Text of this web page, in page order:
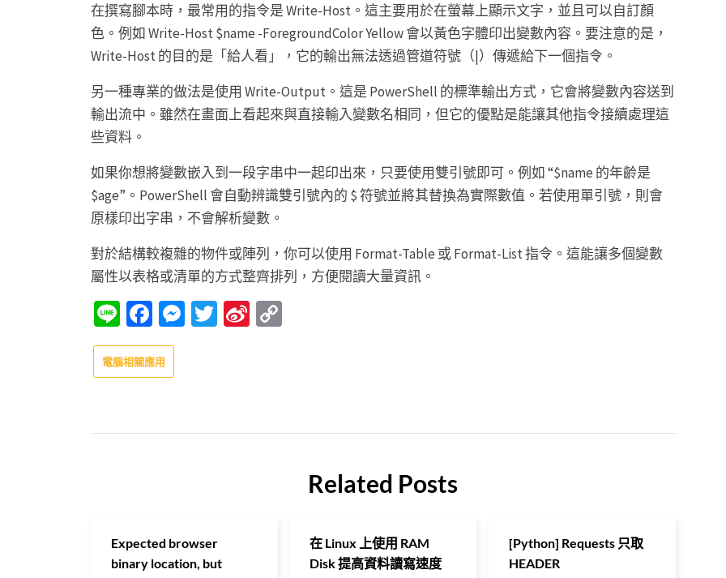
在撰寫腳本時，最常用的指令是 Write-Host。這主要用於在螢幕上顯示文字，並且可以自訂顏
色。例如 Write-Host $name -ForegroundColor Yellow 會以黃色字體印出變數內容。要注意的是，
Write-Host 的目的是「給人看」，它的輸出無法透過管道符號（|）傳遞給下一個指令。
另一種專業的做法是使用 Write-Output。這是 PowerShell 的標準輸出方式，它會將變數內容送到
輸出流中。雖然在畫面上看起來與直接輸入變數名相同，但它的優點是能讓其他指令接續處理這
些資料。
如果你想將變數嵌入到一段字串中一起印出來，只要使用雙引號即可。例如 “$name 的年齡是
$age”。PowerShell 會自動辨識雙引號內的 $ 符號並將其替換為實際數值。若使用單引號，則會
原樣印出字串，不會解析變數。
對於結構較複雜的物件或陣列，你可以使用 Format-Table 或 Format-List 指令。這能讓多個變數
屬性以表格或清單的方式整齊排列，方便閱讀大量資訊。
LineFacebook
Messenger
Twitter
Sina
電腦相關應用
Related Posts
Expected browser
binary location, but
在 Linux 上使用 RAM
Disk 提高資料讀寫速度
[Python] Requests 只取
HEADER